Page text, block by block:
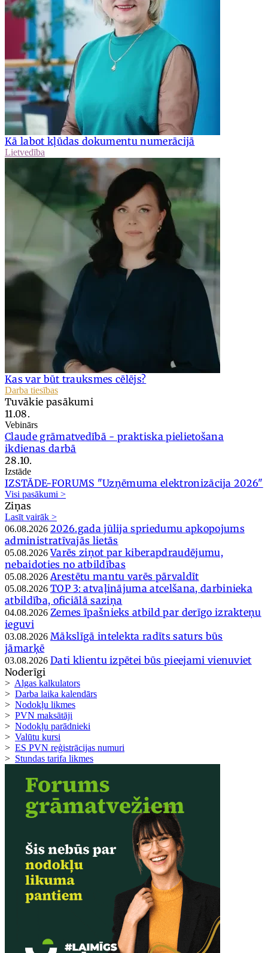
Kā labot kļūdas dokumentu numerācijā
Lietvedība
Kas var būt trauksmes cēlējs?
Darba tiesības
Tuvākie pasākumi
11.08.
Vebinārs
Claude grāmatvedībā - praktiska pielietošana
ikdienas darbā
28.10.
Izstāde
IZSTĀDE-FORUMS "Uzņēmuma elektronizācija 2026"
Visi pasākumi >
Ziņas
Lasīt vairāk >
06.08.2026 2026.gada jūlija spriedumu apkopojums
administratīvajās lietās
05.08.2026 Varēs ziņot par kiberapdraudējumu,
nebaidoties no atbildības
05.08.2026 Arestētu mantu varēs pārvaldīt
05.08.2026 TOP 3: atvaļinājuma atcelšana, darbinieka
atbildība, oficiālā saziņa
04.08.2026 Zemes īpašnieks atbild par derīgo izrakteņu
ieguvi
03.08.2026 Mākslīgā intelekta radīts saturs būs
jāmarķē
03.08.2026 Dati klientu izpētei būs pieejami vienuviet
Noderīgi
> Algas kalkulators
> Darba laika kalendārs
> Nodokļu likmes
> PVN maksātāji
> Nodokļu parādnieki
> Valūtu kursi
> ES PVN reģistrācijas numuri
> Stundas tarifa likmes